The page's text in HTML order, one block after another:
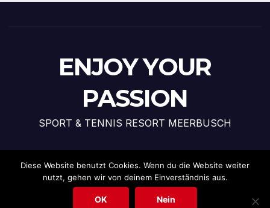
ENJOY YOUR
PASSION
SPORT & TENNIS RESORT MEERBUSCH
Stolz präsentiert von WordPress|Theme: News Talk von
Themeansar
Diese Website benutzt Cookies. Wenn du die Website weiter
nutzt, gehen wir von deinem Einverständnis aus.
OK Nein